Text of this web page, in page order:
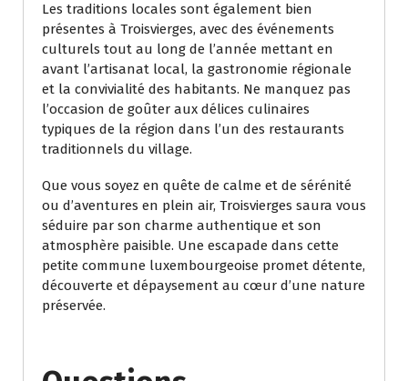
Les traditions locales sont également bien
présentes à Troisvierges, avec des événements
culturels tout au long de l’année mettant en
avant l’artisanat local, la gastronomie régionale
et la convivialité des habitants. Ne manquez pas
l’occasion de goûter aux délices culinaires
typiques de la région dans l’un des restaurants
traditionnels du village.
Que vous soyez en quête de calme et de sérénité
ou d’aventures en plein air, Troisvierges saura vous
séduire par son charme authentique et son
atmosphère paisible. Une escapade dans cette
petite commune luxembourgeoise promet détente,
découverte et dépaysement au cœur d’une nature
préservée.